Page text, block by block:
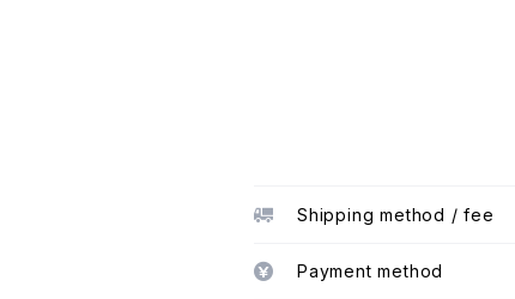
Shipping method / fee
Payment method